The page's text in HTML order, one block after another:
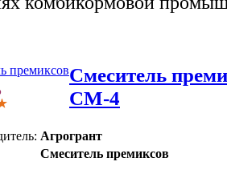
Смеситель
СМ-4
Агрогрант
Смеситель премиксов